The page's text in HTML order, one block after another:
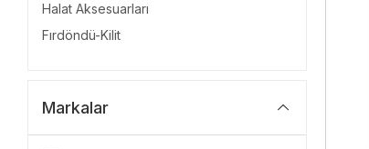
Halat Aksesuarları
Fırdöndü-Kilit
Karabina - Sustalı Kilit
Mapa - Köprü
Markalar